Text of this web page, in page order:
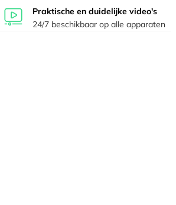
Praktische en duidelijke video's
24/7 beschikbaar op alle apparaten